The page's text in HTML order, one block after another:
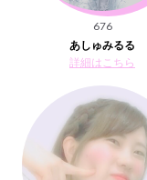
676
あしゅみるる
詳細はこちら